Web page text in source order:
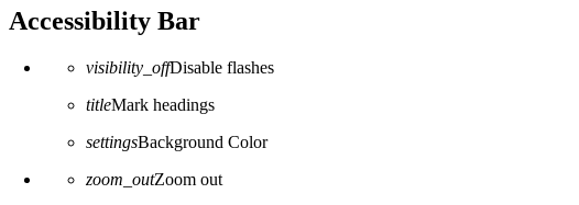
Accessibility Bar
visibility_offDisable flashes
titleMark headings
settingsBackground Color
zoom_outZoom out